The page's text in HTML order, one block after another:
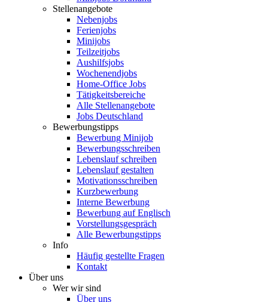
Stellenangebote
Nebenjobs
Ferienjobs
Minijobs
Teilzeitjobs
Aushilfsjobs
Wochenendjobs
Home-Office Jobs
Tätigkeitsbereiche
Alle Stellenangebote
Jobs Deutschland
Bewerbungstipps
Bewerbung Minijob
Bewerbungsschreiben
Lebenslauf schreiben
Lebenslauf gestalten
Motivationsschreiben
Kurzbewerbung
Interne Bewerbung
Bewerbung auf Englisch
Vorstellungsgespräch
Alle Bewerbungstipps
Info
Häufig gestellte Fragen
Kontakt
Über uns
Wer wir sind
Über uns